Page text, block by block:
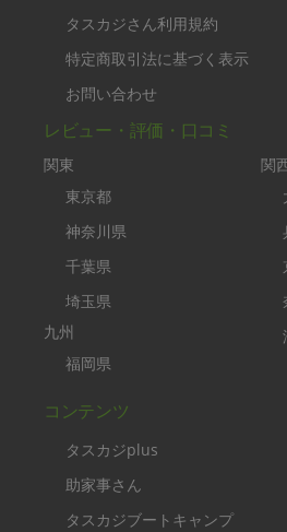
タスカジさん利用規約
特定商取引法に基づく表示
お問い合わせ
レビュー・評価・口コミ
関東
東京都
神奈川県
千葉県
埼玉県
九州
福岡県
関
コンテンツ
タスカジplus
助家事さん
タスカジブートキャンプ